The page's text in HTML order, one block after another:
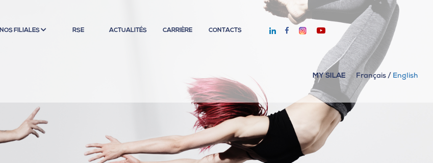
NOS FILIALES RSE ACTUALITÉS CARRIÈRE CONTACTS
MY SILAE Français / English